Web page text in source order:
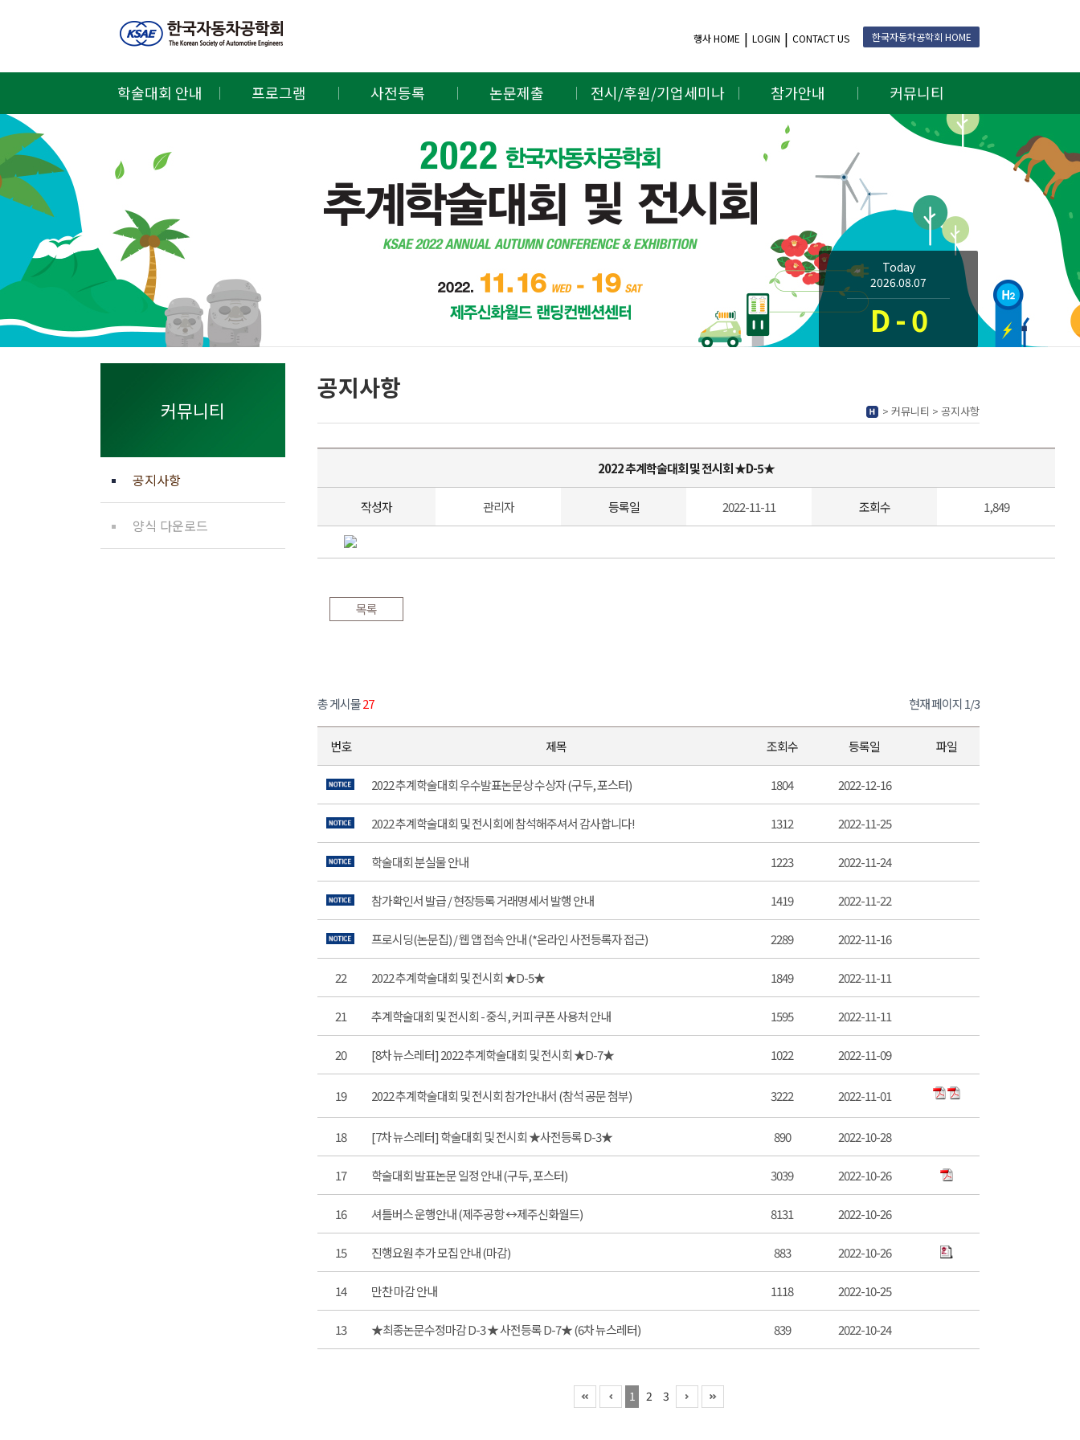
학술대회 안내 프로그램 사전등록 논문제출 전시/후원/기업세미나 참가안내 커뮤니티
행사 HOME LOGIN CONTACT US 한국자동차공학회 HOME
Today
2026.08.07
D - 0
공지사항
> 커뮤니티 > 공지사항
커뮤니티
공지사항
양식 다운로드
2022 추계학술대회 및 전시회 ★D-5★
작성자 관리자 등록일 2022-11-11 조회수 1,849
목록
총 게시물27 현재 페이지 1/3
번호 제목 조회수 등록일 파일
2022 추계학술대회 우수발표논문상 수상자 (구두, 포스터) 1804 2022-12-16
2022 추계학술대회 및 전시회에 참석해주셔서 감사합니다! 1312 2022-11-25
학술대회 분실물 안내 1223 2022-11-24
참가확인서 발급 / 현장등록 거래명세서 발행 안내 1419 2022-11-22
프로시딩(논문집) / 웹 앱 접속 안내 (*온라인 사전등록자 접근) 2289 2022-11-16
22 2022 추계학술대회 및 전시회 ★D-5★ 1849 2022-11-11
21 추계학술대회 및 전시회 - 중식, 커피 쿠폰 사용처 안내 1595 2022-11-11
20 [8차 뉴스레터] 2022 추계학술대회 및 전시회 ★D-7★ 1022 2022-11-09
19 2022 추계학술대회 및 전시회 참가안내서 (참석 공문 첨부) 3222 2022-11-01
18 [7차 뉴스레터] 학술대회 및 전시회 ★사전등록 D-3★ 890 2022-10-28
17 학술대회 발표논문 일정 안내 (구두, 포스터) 3039 2022-10-26
16 셔틀버스 운행안내 (제주공항 ↔제주신화월드) 8131 2022-10-26
15 진행요원 추가 모집 안내 (마감) 883 2022-10-26
14 만찬 마감 안내 1118 2022-10-25
13 ★최종논문수정마감 D-3 ★ 사전등록 D-7★ (6차 뉴스레터) 839 2022-10-24
1 2 3